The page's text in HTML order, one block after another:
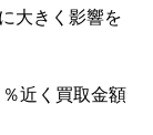
大きく影響を
近く買取金額